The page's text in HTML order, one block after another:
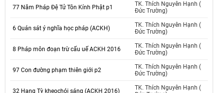
77 Năm Pháp Đệ Tử Tôn Kính Phật p1
TK. Thích Nguyên Hạnh (
Đức Trường)
6 Quán sát ý nghĩa học pháp (ACKH)
TK. Thích Nguyên Hạnh (
Đức Trường)
8 Pháp môn đoạn trừ cấu uế ACKH 2016
TK. Thích Nguyên Hạnh (
Đức Trường)
97 Con đường phạm thiên giới p2
TK. Thích Nguyên Hạnh (
Đức Trường)
32 Hạng Tỳ kheochói sáng (ACKH 2016)
TK. Thích Nguyên Hạnh (